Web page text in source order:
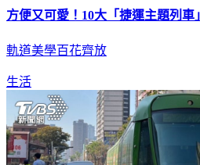
方便又可愛！10大「捷運主題列
軌道美學百花齊放
生活